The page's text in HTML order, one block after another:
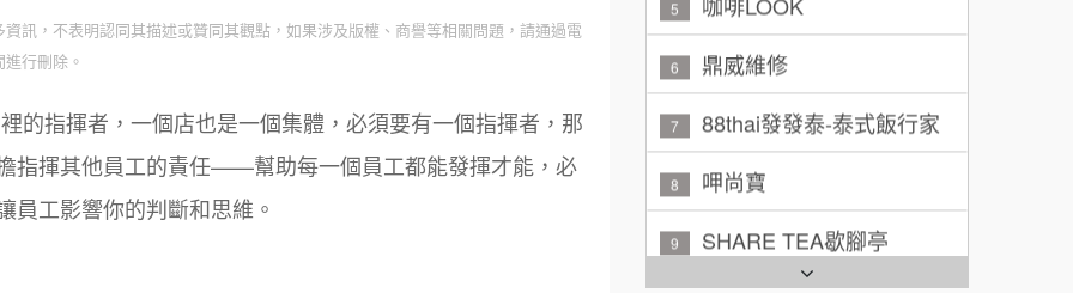
訊，不表明認同其描述或贊同其觀點，如果涉及版權、商譽等相關問題，請通過電
行刪除。
的指揮者，一個店也是一個集體，必須要有一個指揮者，那
指揮其他員工的責任——幫助每一個員工都能發揮才能，必
員工影響你的判斷和思維。
鼎威維修
88thai發發泰-泰式飯行家
呷尚寶
SHARE TEA歇腳亭
TEA TOP台灣第一味
黃 先生/小姐
加盟預算
林 先生/小姐 屏東縣
100萬 ~ 200萬
加盟預算 100萬~200萬